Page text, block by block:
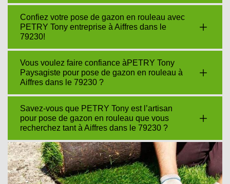
Confiez votre pose de gazon en rouleau avec
PETRY Tony entreprise à Aiffres dans le
79230!
Vous voulez faire confiance àPETRY Tony
Paysagiste pour pose de gazon en rouleau à
Aiffres dans le 79230 ?
Savez-vous que PETRY Tony est l’artisan
pour pose de gazon en rouleau que vous
recherchez tant à Aiffres dans le 79230 ?